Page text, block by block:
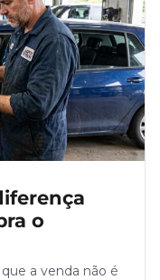
o
a venda não é